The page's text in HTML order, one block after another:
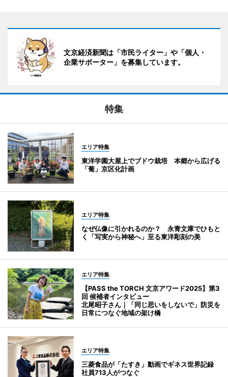
文京経済新聞は「市民ライター」や「個人・
企業サポーター」を募集しています。
特集
エリア特集
東洋学園大屋上でブドウ栽培 本郷から広げる
「葡」京区化計画
エリア特集
なぜ仏像に引かれるのか？ 永青文庫でひもと
く「写実から神秘へ」至る東洋彫刻の美
エリア特集
【PASS the TORCH 文京アワード2025】第3
回 候補者インタビュー
北尾昭子さん｜「同じ思いをしないで」防災を
日常につなぐ地域の架け橋
エリア特集
三菱食品が「たすき」動画でギネス世界記録
社員713人がつなぐ